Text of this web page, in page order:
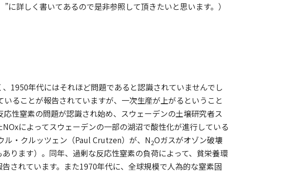
詳しく書いてあるので是非参照して頂きたいと思います。）
1950年代にはそれほど問題であると認識されていませんでし
ることが報告されていますが、一次生産が上がるということ
性窒素の問題が認識され始め、スウェーデンの土壌研究者ス
によってスウェーデンの一部の湖沼で酸性化が進行している
ル・クルッツェン（Paul Crutzen）が、N2Oガスがオゾン破壊
ります）。同年、過剰な反応性窒素の負荷によって、貧栄養環
されています。また1970年代に、全球規模で人為的な窒素固